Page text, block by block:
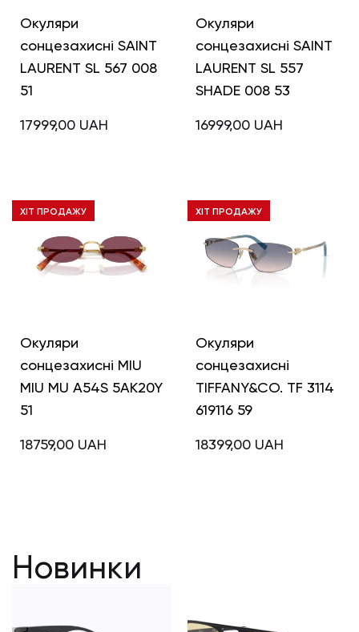
Окуляри
сонцезахисні SAINT
LAURENT SL 567 008
51
17999,00 UAH
Окуляри
сонцезахисні SAINT
LAURENT SL 557
SHADE 008 53
16999,00 UAH
ХІТ ПРОДАЖУ
Окуляри
сонцезахисні MIU
MIU MU A54S 5AK20Y
51
18759,00 UAH
ХІТ ПРОДАЖУ
Окуляри
сонцезахисні
TIFFANY&CO. TF 3114
619116 59
18399,00 UAH
Новинки